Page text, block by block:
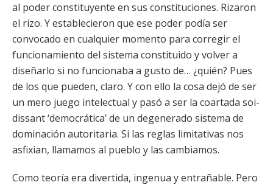
al poder constituyente en sus constituciones. Rizaron
el rizo. Y establecieron que ese poder podía ser
convocado en cualquier momento para corregir el
funcionamiento del sistema constituido y volver a
diseñarlo si no funcionaba a gusto de… ¿quién? Pues
de los que pueden, claro. Y con ello la cosa dejó de ser
un mero juego intelectual y pasó a ser la coartada soi-
dissant ‘democrática’ de un degenerado sistema de
dominación autoritaria. Si las reglas limitativas nos
asfixian, llamamos al pueblo y las cambiamos.
Como teoría era divertida, ingenua y entrañable. Pero